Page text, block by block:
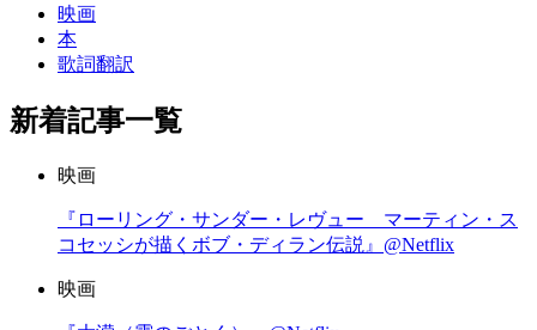
映画
本
歌詞翻訳
新着記事一覧
映画
『ローリング・サンダー・レヴュー マーティン・ス
コセッシが描くボブ・ディラン伝説』@Netflix
映画